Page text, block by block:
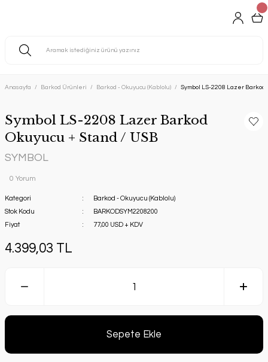
Anasayfa Barkod Ürünleri Barkod - Okuyucu (Kablolu) Symbol LS-2208 Lazer Barkod
Symbol LS-2208 Lazer Barkod
Okuyucu + Stand / USB
SYMBOL
0 Yorum
Kategori
Barkod - Okuyucu (Kablolu)
Stok Kodu
BARKODSYM2208200
Fiyat
77,00 USD + KDV
4.399,03 TL
Sepete Ekle